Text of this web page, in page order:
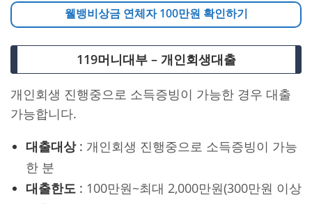
웰뱅비상금 연체자 100만원 확인하기
119머니대부 – 개인회생대출
개인회생 진행중으로 소득증빙이 가능한 경우 대출
가능합니다.
대출대상: 개인회생 진행중으로 소득증빙이 가능
한 분
대출한도: 100만원~최대 2,000만원(300만원 이상